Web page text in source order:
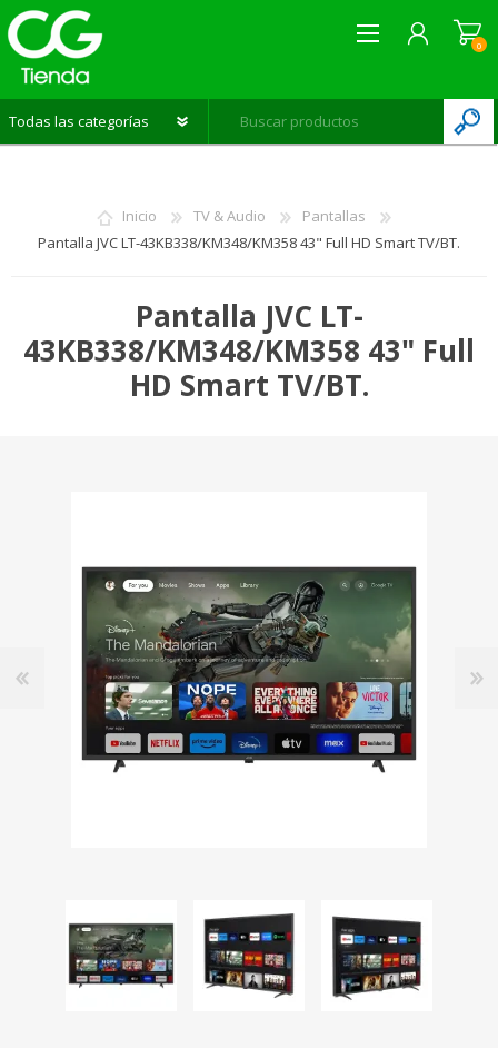
LISTA DE DESEOS
0
0
Inicio TV & Audio
Pantallas
Pantalla JVC LT-43KB338/KM348/KM358 43" Full HD Smart TV/BT.
Pantalla JVC LT-
43KB338/KM348/KM358 43" Full
HD Smart TV/BT.